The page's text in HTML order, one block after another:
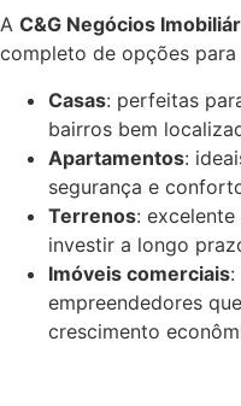
A C&G Negócios
completo de opções
Casas: perfeitas
bairros bem
Apartamentos:
segurança e
Terrenos:
investir a longo
Imóveis comerciais:
empreendedores
crescimento